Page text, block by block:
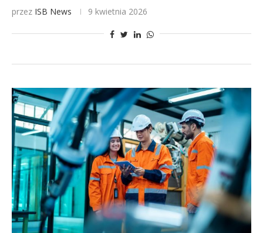
przez ISB News 9 kwietnia 2026